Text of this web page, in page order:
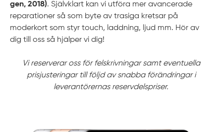
gen, 2018). Självklart kan vi utföra mer avancerade
reparationer så som byte av trasiga kretsar på
moderkort som styr touch, laddning, ljud mm. Hör av
dig till oss så hjälper vi dig!
Vi reserverar oss för felskrivningar samt eventuella
prisjusteringar till följd av snabba förändringar i
leverantörernas reservdelspriser.